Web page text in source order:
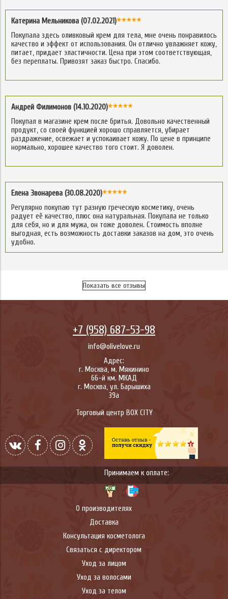
Катерина Мельникова (07.02.2021)
Покупала здесь оливковый крем для тела, мне очень понравилось
качество и эффект от использования. Он отлично увлажняет кожу,
питает, придает эластичности. Цена при этом соответствующая,
без переплаты. Привозят заказ быстро. Спасибо.
Андрей Филимонов (14.10.2020)
Покупал в магазине крем после бритья. Довольно качественный
продукт, со своей функцией хорошо справляется, убирает
раздражение, освежает и успокаивает кожу. По цене в принципе
нормально, хорошее качество того стоит. Я доволен.
Елена Звонарева (30.08.2020)
Регулярно покупаю тут разную греческую косметику, очень
радует её качество, плюс она натуральная. Покупала не только
для себя, но и для мужа, он тоже доволен. Стоимость вполне
выгодная, есть возможность доставки заказов на дом, это очень
удобно.
Показать все отзывы
+7 (958) 687-53-98
info@olivelove.ru
Адрес:
г. Москва, м. Мякинино
66-й км. МКАД
г. Москва, ул. Барышиха
39а
Торговый центр BOX CITY
О производителях
Доставка
Консультация косметолога
Связаться с директором
Уход за лицом
Уход за волосами
Уход за телом
Принимаем к оплате: